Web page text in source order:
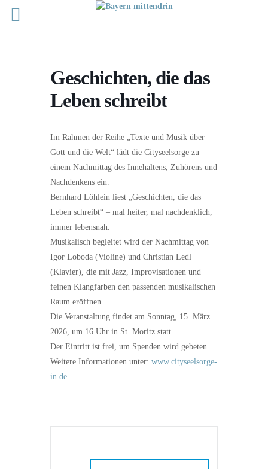
Geschichten, die das
Leben schreibt
Im Rahmen der Reihe „Texte und Musik über
Gott und die Welt“ lädt die Cityseelsorge zu
einem Nachmittag des Innehaltens, Zuhörens und
Nachdenkens ein.
Bernhard Löhlein liest „Geschichten, die das
Leben schreibt“ – mal heiter, mal nachdenklich,
immer lebensnah.
Musikalisch begleitet wird der Nachmittag von
Igor Loboda (Violine) und Christian Ledl
(Klavier), die mit Jazz, Improvisationen und
feinen Klangfarben den passenden musikalischen
Raum eröffnen.
Die Veranstaltung findet am Sonntag, 15. März
2026, um 16 Uhr in St. Moritz statt.
Der Eintritt ist frei, um Spenden wird gebeten.
Weitere Informationen unter: www.cityseelsorge-
in.de